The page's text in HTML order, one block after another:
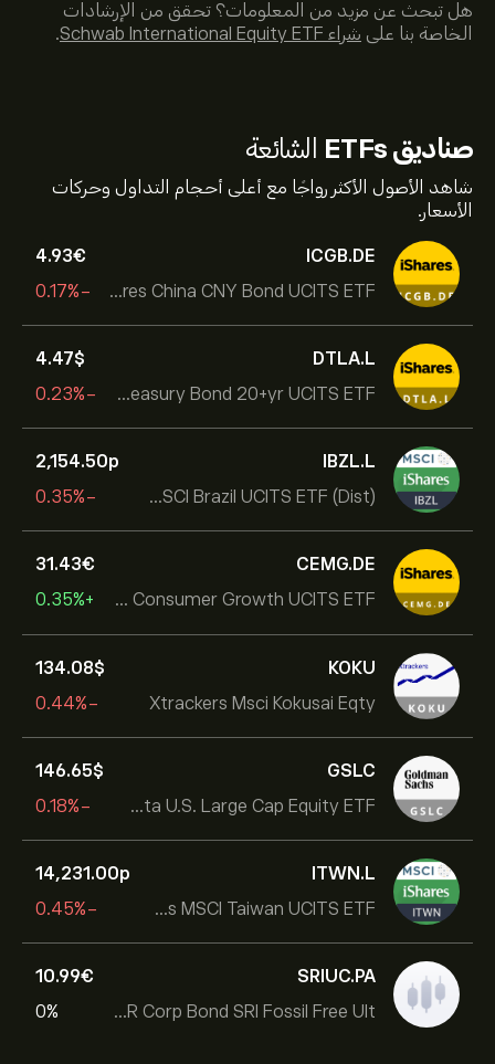
صناديق ETFs الشائعة
شاهد الأصول الأكثر رواجًا مع أعلى أحجام التداول وحركات
الأسعار.
ICGB.DE
iShares China CNY Bond UCITS ETF
4.93‎€‎
-0.17%
DTLA.L
iShares USD Treasury Bond 20+yr UCITS ETF
4.47‎$‎
-0.23%
IBZL.L
iShares MSCI Brazil UCITS ETF (Dist)
2,154.50‎p‎
-0.35%
CEMG.DE
iShares MSCI EM Consumer Growth UCITS ETF
31.43‎€‎
+0.35%
KOKU
Xtrackers Msci Kokusai Eqty
134.08‎$‎
-0.44%
GSLC
Goldman Sachs ActiveBeta U.S. Large Cap Equity ETF
146.65‎$‎
-0.18%
ITWN.L
iShares MSCI Taiwan UCITS ETF
14,231.00‎p‎
-0.45%
SRIUC.PA
BNP Paribas Easy EUR Corp Bond SRI Fossil Free Ult
10.99‎€‎
0%
هل تبحث عن مزيد من المعلومات؟ تحقق من الإرشادات
الخاصة بنا على شراء Schwab International Equity ETF .